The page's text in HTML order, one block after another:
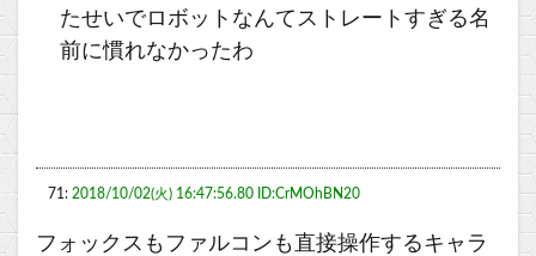
たせいでロボットなんてストレートすぎる名
前に慣れなかったわ
71: 2018/10/02(火) 16:47:56.80 ID:CrMOhBN20
フォックスもファルコンも直接操作するキャラ